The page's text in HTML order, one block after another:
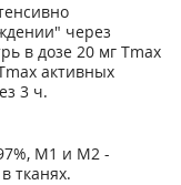
через
в дозе 20 мг Tmах
mах активных
3 ч.
M1 и М2 -
тканях.